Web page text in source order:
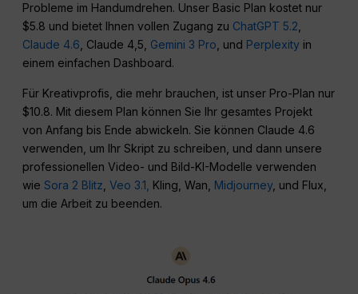
Probleme im Handumdrehen. Unser Basic Plan kostet nur
$5.8 und bietet Ihnen vollen Zugang zu ChatGPT 5.2,
Claude 4.6, Claude 4,5, Gemini 3 Pro, und Perplexity in
einem einfachen Dashboard.
Für Kreativprofis, die mehr brauchen, ist unser Pro-Plan nur
$10.8. Mit diesem Plan können Sie Ihr gesamtes Projekt
von Anfang bis Ende abwickeln. Sie können Claude 4.6
verwenden, um Ihr Skript zu schreiben, und dann unsere
professionellen Video- und Bild-KI-Modelle verwenden
wieSora 2 Blitz ,Veo 3.1, Kling, Wan, Midjourney, und Flux,
um die Arbeit zu beenden.